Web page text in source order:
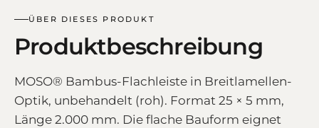
ÜBER DIESES PRODUKT
Produktbeschreibung
MOSO® Bambus-Flachleiste in Breitlamellen-
Optik, unbehandelt (roh). Format 25 × 5 mm,
Länge 2.000 mm. Die flache Bauform eignet